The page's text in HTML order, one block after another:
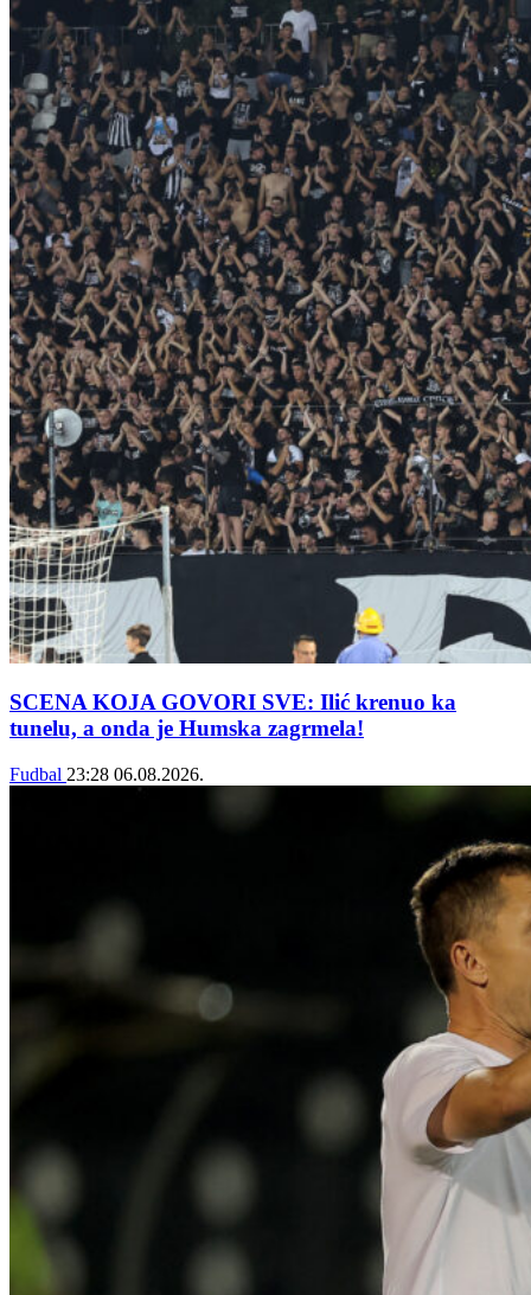
SCENA KOJA GOVORI SVE: Ilić krenuo ka
tunelu, a onda je Humska zagrmela!
Fudbal 23:28 06.08.2026.